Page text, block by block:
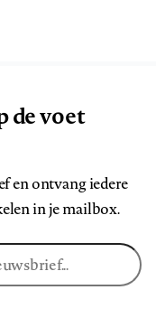
de voet
en ontvang iedere
in je mailbox.